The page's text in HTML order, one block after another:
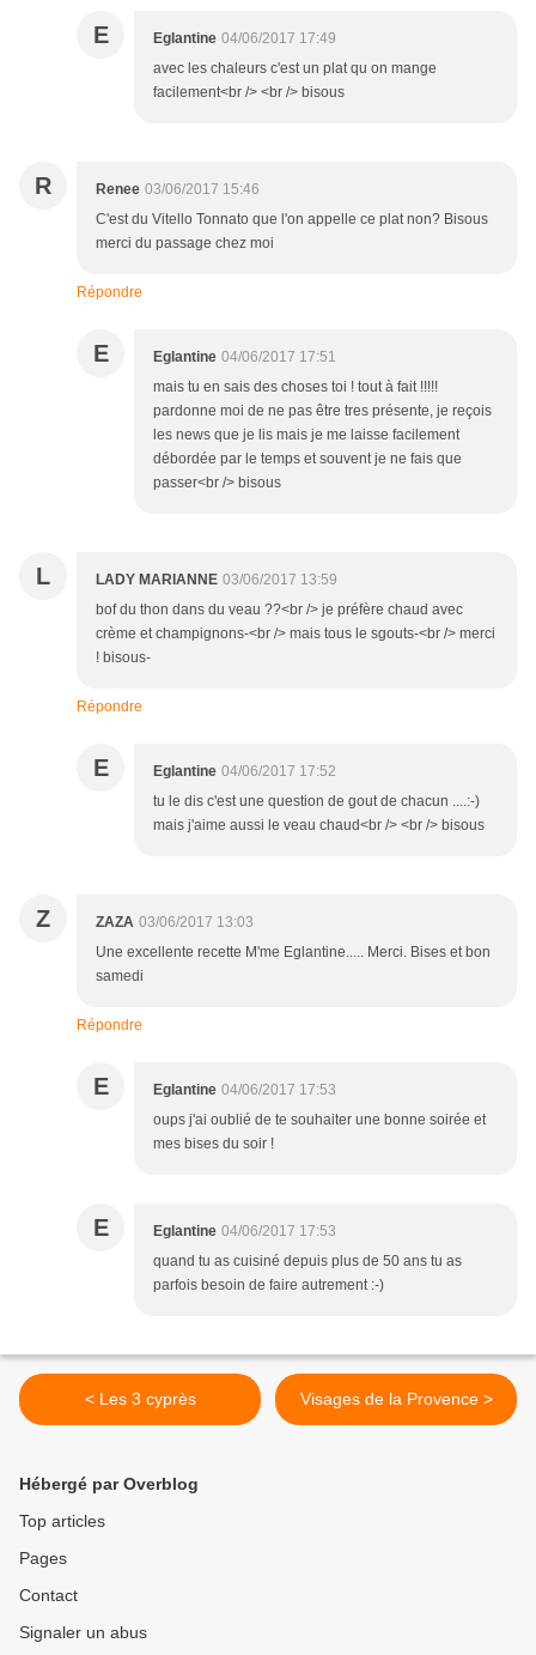
E Eglantine 04/06/2017 17:49
avec les chaleurs c'est un plat qu on mange
facilement<br /> <br /> bisous
R Renee 03/06/2017 15:46
C'est du Vitello Tonnato que l'on appelle ce plat non? Bisous
merci du passage chez moi
Répondre
E Eglantine 04/06/2017 17:51
mais tu en sais des choses toi ! tout à fait !!!!!
pardonne moi de ne pas être tres présente, je reçois
les news que je lis mais je me laisse facilement
débordée par le temps et souvent je ne fais que
passer<br /> bisous
L LADY MARIANNE 03/06/2017 13:59
bof du thon dans du veau ??<br /> je préfère chaud avec
crème et champignons-<br /> mais tous le sgouts-<br /> merci
! bisous-
Répondre
E Eglantine 04/06/2017 17:52
tu le dis c'est une question de gout de chacun ....:-)
mais j'aime aussi le veau chaud<br /> <br /> bisous
Z ZAZA 03/06/2017 13:03
Une excellente recette M'me Eglantine..... Merci. Bises et bon
samedi
Répondre
E Eglantine 04/06/2017 17:53
oups j'ai oublié de te souhaiter une bonne soirée et
mes bises du soir !
E Eglantine 04/06/2017 17:53
quand tu as cuisiné depuis plus de 50 ans tu as
parfois besoin de faire autrement :-)
< Les 3 cyprès Visages de la Provence >
Hébergé par Overblog
Top articles
Pages
Contact
Signaler un abus